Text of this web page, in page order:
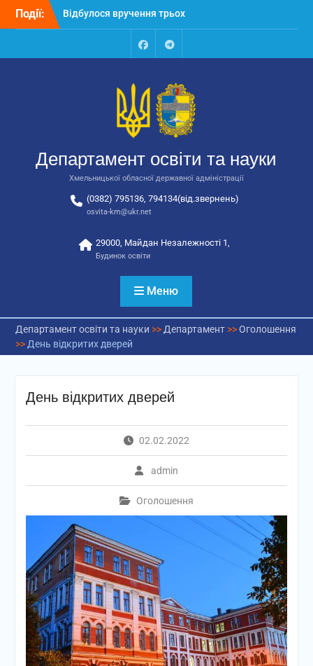
Перейти
Події:
Відбулося вручення трьох
автобусів для потреб
Відбулося засідання
освіти та науки обласної
державної адміністрації
Відбулась обласна
національно-патріотичне
виховання
FacebookTalegram
Департамент освіти та науки
Хмельницької обласної державної адміністрації
(0382) 795136, 794134(від.звернень)
osvita-km@ukr.net
29000, Майдан Незалежності 1,
Будинок освіти
Меню
Департамент освіти та науки >> Департамент>>Оголошення
>> День відкритих дверей
День відкритих дверей
02.02.2022
admin
Оголошення